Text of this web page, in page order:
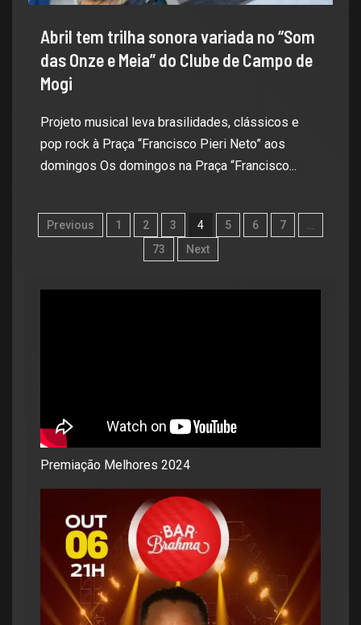
Abril tem trilha sonora variada no “Som
das Onze e Meia” do Clube de Campo de
Mogi
Projeto musical leva brasilidades, clássicos e
pop rock à Praça “Francisco Pieri Neto” aos
domingos Os domingos na Praça “Francisco...
Previous 1 2 3 4 5 6 7
…
73
Next
Premiação Melhores 2024